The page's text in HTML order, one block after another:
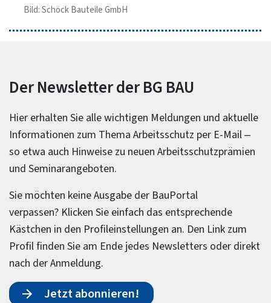
Bild: Schöck Bauteile GmbH
Der Newsletter der BG BAU
Hier erhalten Sie alle wichtigen Meldungen und aktuelle
Informationen zum Thema Arbeitsschutz per E-Mail –
so etwa auch Hinweise zu neuen Arbeitsschutzprämien
und Seminarangeboten.
Sie möchten keine Ausgabe der BauPortal
verpassen? Klicken Sie einfach das entsprechende
Kästchen in den Profileinstellungen an. Den Link zum
Profil finden Sie am Ende jedes Newsletters oder direkt
nach der Anmeldung.
Jetzt abonnieren!